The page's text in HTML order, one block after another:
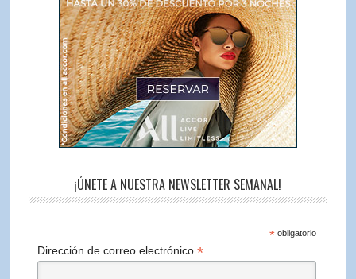
¡ÚNETE A NUESTRA NEWSLETTER SEMANAL!
*obligatorio
Dirección de correo electrónico*